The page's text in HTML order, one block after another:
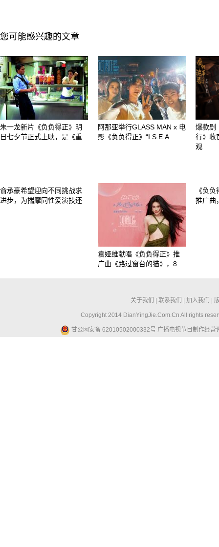
您可能感兴趣的文章
朱一龙新片《负负得正》明
日七夕节正式上映，是《重
阿那亚举行GLASS MAN x 电
影《负负得正》“I S.E.A
爆款剧
行》收
观
俞承豪希望迎向不同挑战求
进步，为揣摩同性爱演技还
袁娅维献唱《负负得正》推
广曲《路过窗台的猫》，8
《负
推广曲
关于我们 联系我们 加入我们
Copyright 2014 DianYingJie.Com.Cn All rights
甘公网安备 62010502000332号 广播电视节目制作经